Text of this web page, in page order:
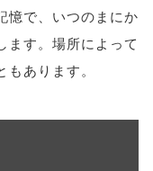
憶で、いつのまにか
ます。場所によって
あります。